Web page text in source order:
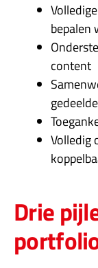
bepalen
content
Volledig
Drie